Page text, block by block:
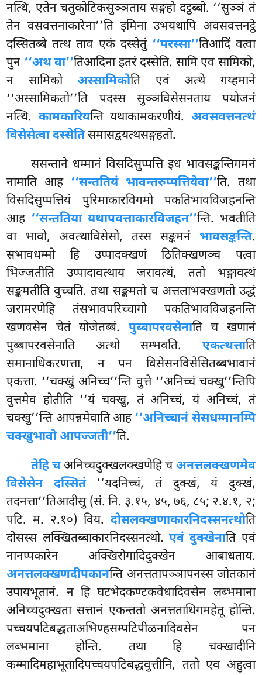
नत्थि, एतेन चतुकोटिकसुञ्ञताय सङ्गहो दट्ठब्बो. ‘‘सुञ्ञं तं
तेन वसवत्तनाकारेना’’ति इमिना उभयथापि अवसवत्तनट्ठे
दस्सितब्बे तत्थ ताव एकं दस्सेतुं ‘‘परस्सा’’तिआदिं वत्वा
पुन ‘‘अथ वा’’तिआदिना इतरं दस्सेति. सामि एव सामिको,
न सामिकोअस्सामिकोति एवं अत्थे गय्हमाने
‘‘अस्सामिकतो’’ति पदस्स सुञ्ञविसेसनताय पयोजनं
नत्थि. कामकारियन्ति यथाकामकरणीयं. अवसवत्तनत्थं
विसेसेत्वा दस्सेतिसमासद्वयत्थसङ्गहतो.
ससन्ताने धम्मानं विसदिसुप्पत्ति इध भावसङ्कन्तिगमनं
नामाति आह ‘‘सन्ततियं भावन्तरुप्पत्तियेवा’’ति. तथा
विसदिसुप्पत्तियं पुरिमाकारविगमो पकतिभावविजहनन्ति
आह ‘‘सन्ततिया यथापवत्ताकारविजहन’’न्ति. भवतीति
वा भावो, अवत्थाविसेसो, तस्स सङ्कमनं भावसङ्कन्ति.
सभावधम्मो हि उप्पादक्खणं ठितिक्खणञ्च पत्वा
भिज्जतीति उप्पादावत्थाय जरावत्थं, ततो भङ्गावत्थं
सङ्कमतीति वुच्चति. तथा सङ्कमतो च अत्तलाभक्खणतो उद्धं
जरामरणेहि तंसभावपरिच्चागो पकतिभावविजहनन्ति
खणवसेन चेतं योजेतब्बं. पुब्बापरवसेनातिच खणानं
पुब्बापरवसेनाति अत्थो सम्भवति. एकत्थत्ताति
समानाधिकरणत्ता, न पन विसेसनविसेसितब्बभावानं
एकत्ता. ‘‘चक्खुं अनिच्च’’न्ति वुत्ते ‘‘अनिच्चं चक्खु’’न्तिपि
वुत्तमेव होतीति ‘‘यं चक्खु, तं अनिच्चं, यं अनिच्चं, तं
चक्खु’’न्ति आपन्नमेवाति आह‘‘अनिच्चानं सेसधम्मानम्पि
चक्खुभावो आपज्जती’’ति.
तेहि चअनिच्चदुक्खलक्खणेहि चअनत्तलक्खणमेव
विसेसेन दस्सितं‘‘यदनिच्चं, तं दुक्खं, यं दुक्खं,
तदनत्ता’’तिआदीसु (सं. नि. ३.१५, ४५, ७६, ८५; २.४.१, २;
पटि. म. २.१०) विय. दोसलक्खणाकारनिदस्सनत्थोति
दोसस्स लक्खितब्बाकारनिदस्सनत्थो. एवं दुक्खेनाति एवं
नानप्पकारेन अक्खिरोगादिदुक्खेन आबाधताय.
अनत्तलक्खणदीपकानन्ति अनत्ततापञ्ञापनस्स जोतकानं
उपायभूतानं. न हि घटभेदकण्टकवेधादिवसेन लब्भमाना
अनिच्चदुक्खता सत्तानं एकन्ततो अनत्तताधिगमहेतू होन्ति.
पच्चयपटिबद्धताअभिण्हसम्पटिपीळनादिवसेन पन
लब्भमाना होन्ति. तथा हि चक्खादीनि
कम्मादिमहाभूतादिपच्चयपटिबद्धवुत्तीनि, ततो एव अहुत्वा